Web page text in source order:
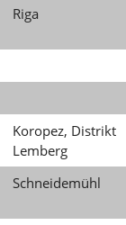
Riga
Koropez, Distrikt
Lemberg
Schneidemühl